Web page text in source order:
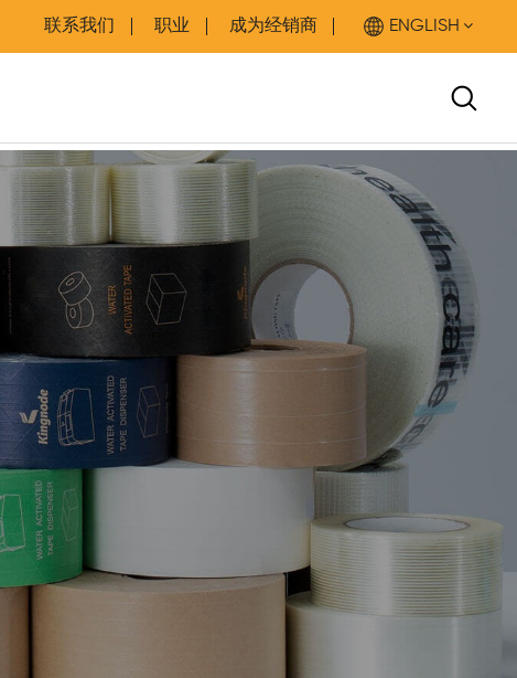
联系我们 职业 成为经销商 ENGLISH
Deutsch
العربية
中文